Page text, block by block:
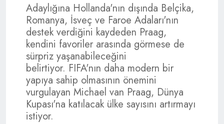
Adaylığına Hollanda'nın dışında Belçika,
Romanya, İsveç ve Faroe Adaları'nın
destek verdiğini kaydeden Praag,
kendini favoriler arasında görmese de
sürpriz yaşanabileceğini
belirtiyor. FIFA'nın daha modern bir
yapıya sahip olmasının önemini
vurgulayan Michael van Praag, Dünya
Kupası'na katılacak ülke sayısını artırmayı
istiyor.